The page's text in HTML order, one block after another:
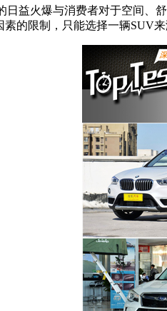
日益火爆与消费者对于空间、
的限制，只能选择一辆SUV